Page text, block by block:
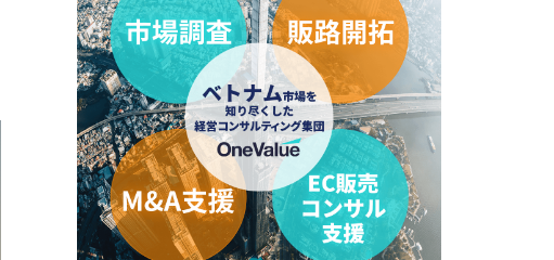
デジタルマーケティング・
web広告
ベトナム人材
ベトナム一般概況